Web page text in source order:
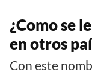
¿Como se
en otros
Con este